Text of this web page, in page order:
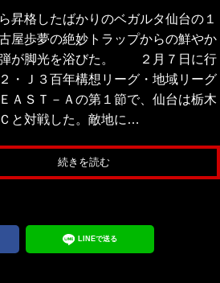
昇格したばかりのベガルタ仙台の１
屋歩夢の絶妙トラップからの鮮やか
弾が脚光を浴びた。 ２月７日に行
・Ｊ３百年構想リーグ・地域リーグ
ＡＳＴ－Ａの第１節で、仙台は栃木
と対戦した。敵地に…
続きを読む
LINEで送る